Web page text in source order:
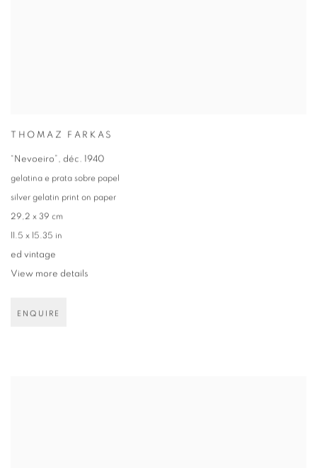
THOMAZ FARKAS
“Nevoeiro”, déc. 1940
gelatina e prata sobre papel
silver gelatin print on paper
29,2 x 39 cm
11.5 x 15.35 in
ed vintage
View more details
ENQUIRE